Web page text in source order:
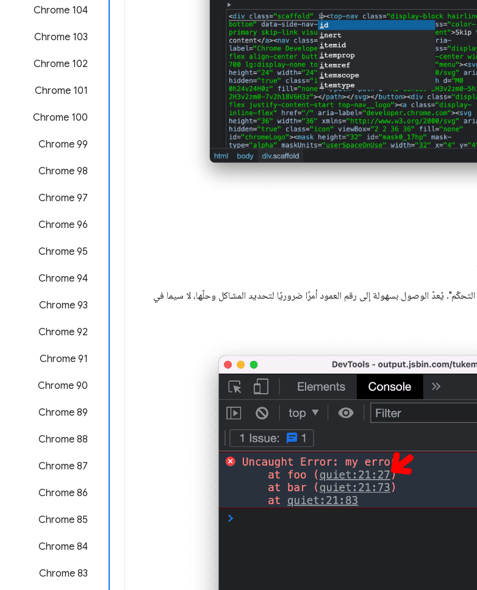
‫Chrome 104
Chrome 103
Chrome 102
Chrome 101
Chrome 100
Chrome 99
Chrome 98
‫Chrome 97
Chrome 96
Chrome 95
Chrome 94
Chrome 93
‫Chrome 92
‫Chrome 91
Chrome 90
Chrome 89
Chrome 88
Chrome 87
Chrome 86
Chrome 85
Chrome 84
Chrome 83
يُعدّ الوصول بسهولة إلى رقم العمود أمرًا ضروريًا لتحديد المشاكل وحلّها، لا سيما في